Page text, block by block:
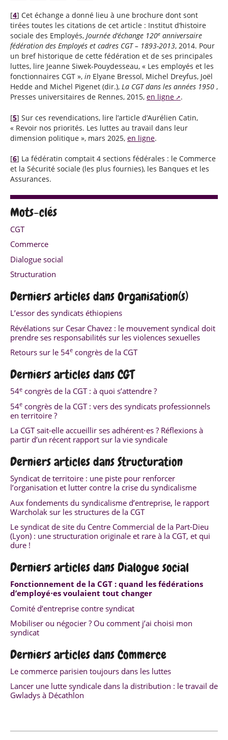
[4] Cet échange a donné lieu à une brochure dont sont
tirées toutes les citations de cet article : Institut d’histoire
sociale des Employés, Journée d’échange 120e anniversaire
fédération des Employés et cadres CGT – 1893-2013, 2014. Pour
un bref historique de cette fédération et de ses principales
luttes, lire Jeanne Siwek-Pouydesseau, « Les employés et les
fonctionnaires CGT », in Elyane Bressol, Michel Dreyfus, Joël
Hedde and Michel Pigenet (dir.), La CGT dans les années 1950 ,
Presses universitaires de Rennes, 2015, en ligne .
[5] Sur ces revendications, lire l’article d’Aurélien Catin,
« Revoir nos priorités. Les luttes au travail dans leur
dimension politique », mars 2025, en ligne.
[6] La fédératin comptait 4 sections fédérales : le Commerce
et la Sécurité sociale (les plus fournies), les Banques et les
Assurances.
Mots-clés
CGT
Commerce
Dialogue social
Structuration
Derniers articles dans Organisation(s)
L’essor des syndicats éthiopiens
Révélations sur Cesar Chavez : le mouvement syndical doit
prendre ses responsabilités sur les violences sexuelles
Retours sur le 54e congrès de la CGT
Derniers articles dans CGT
54e congrès de la CGT : à quoi s’attendre ?
54e congrès de la CGT : vers des syndicats professionnels
en territoire ?
La CGT sait-elle accueillir ses adhérent⋅es ? Réflexions à
partir d’un récent rapport sur la vie syndicale
Derniers articles dans Structuration
Syndicat de territoire : une piste pour renforcer
l’organisation et lutter contre la crise du syndicalisme
Aux fondements du syndicalisme d’entreprise, le rapport
Warcholak sur les structures de la CGT
Le syndicat de site du Centre Commercial de la Part-Dieu
(Lyon) : une structuration originale et rare à la CGT, et qui
dure !
Derniers articles dans Dialogue social
Fonctionnement de la CGT : quand les fédérations
d’employé⋅es voulaient tout changer
Comité d’entreprise contre syndicat
Mobiliser ou négocier ? Ou comment j’ai choisi mon
syndicat
Derniers articles dans Commerce
Le commerce parisien toujours dans les luttes
Lancer une lutte syndicale dans la distribution : le travail de
Gwladys à Décathlon